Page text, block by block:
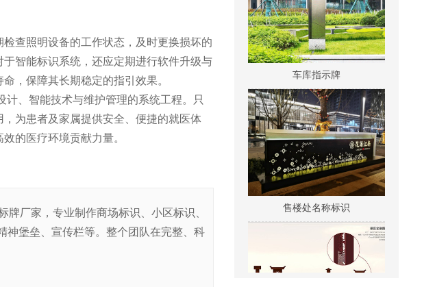
查照明设备的工作状态，及时更换损坏的
智能标识系统，还应定期进行软件升级与
，保障其长期稳定的指引效果。
、智能技术与维护管理的系统工程。只
为患者及家属提供安全、便捷的就医体
的医疗环境贡献力量。
厂家，专业制作商场标识、小区标识、
神堡垒、宣传栏等。整个团队在完整、科
车库指示牌
售楼处名称标识